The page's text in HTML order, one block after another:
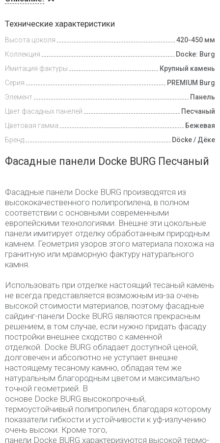
и оплата
Технические характеристики
Высота цоколя
420-450 мм
Коллекция
Docke: Burg
Имитация фактуры
Крупный камень
Серия
PREMIUM Burg
Элемент
Панель
Цвет фасадных панелей
Песчаный
Цветовая гамма
Бежевая
Бренд
Döcke / Дёке
Фасадные панели Docke BURG Песчаный
Фасадные панели Docke BURG производятся из
высококачественного полипропилена, в полном
соответствии с основными современными
европейскими технологиями. Внешне эти цокольные
панели имитирует отделку обработанным природным
камнем. Геометрия узоров этого материала похожа на
гранитную или мраморную фактуру натурального
камня.
Использовать при отделке настоящий тесаный камень
не всегда представляется возможным из-за очень
высокой стоимости материалов, поэтому фасадные
сайдинг-панели Docke BURG являются прекрасным
решением, в том случае, если нужно придать фасаду
постройки внешнее сходство с каменной
отделкой. Docke BURG обладает доступной ценой,
долговечен и абсолютно не уступает внешне
настоящему тесаному камню, обладая тем же
натуральным благородным цветом и максимально
точной геометрией. В
основе Docke BURG высокопрочный,
термоустойчивый полипропилен, благодаря которому
показатели гибкости и устойчивости к уф-излучению
очень высоки. Кроме того,
панели Docke BURG характеризуются высокой термо-